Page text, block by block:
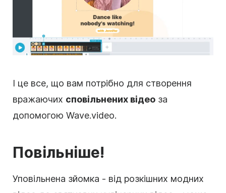
І це все, що вам потрібно для створення
вражаючих сповільнених відео за
допомогою Wave.video.
Повільніше!
Уповільнена зйомка - від розкішних модних